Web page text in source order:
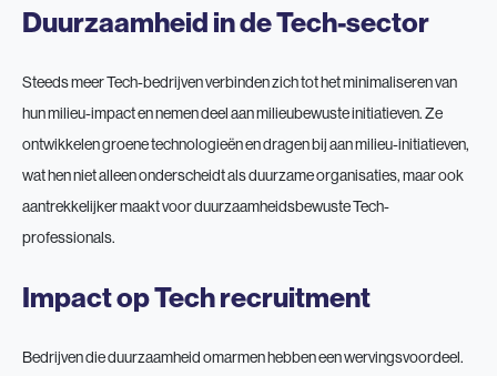
Duurzaamheid in de Tech-sector
Steeds meer Tech-bedrijven verbinden zich tot het minimaliseren van
hun milieu-impact en nemen deel aan milieubewuste initiatieven. Ze
ontwikkelen groene technologieën en dragen bij aan milieu-initiatieven,
wat hen niet alleen onderscheidt als duurzame organisaties, maar ook
aantrekkelijker maakt voor duurzaamheidsbewuste Tech-
professionals.
Impact op Tech recruitment
Bedrijven die duurzaamheid omarmen hebben een wervingsvoordeel.